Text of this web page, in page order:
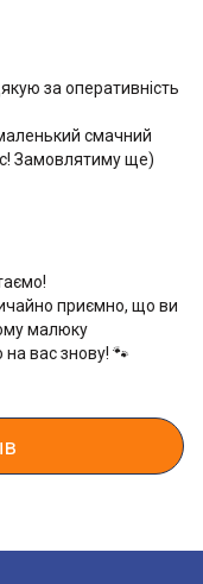
за оперативність
смачний
Замовлятиму ще)
приємно, що ви
малюку
вас знову! 🐾